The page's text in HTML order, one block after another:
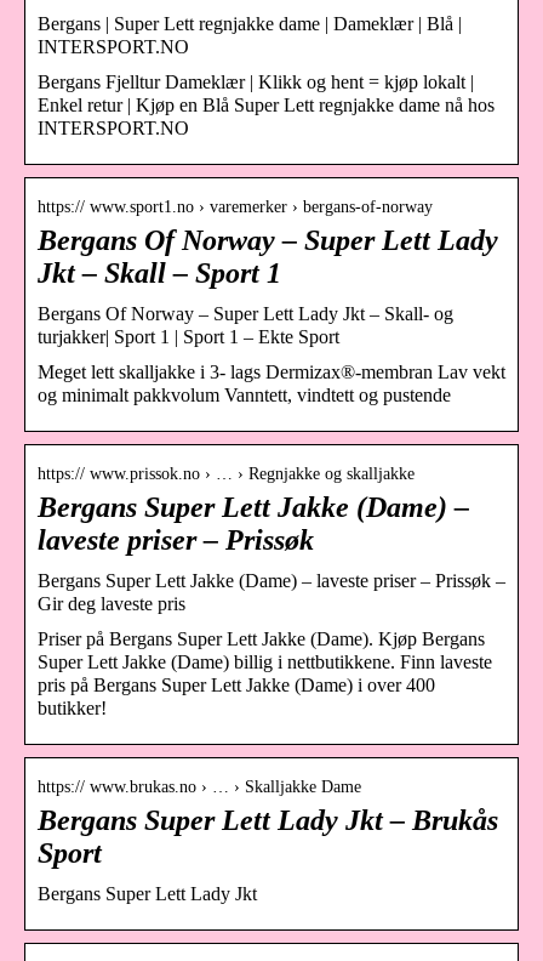
Bergans | Super Lett regnjakke dame | Dameklær | Blå |
INTERSPORT.NO
Bergans Fjelltur Dameklær | Klikk og hent = kjøp lokalt |
Enkel retur | Kjøp en Blå Super Lett regnjakke dame nå hos
INTERSPORT.NO
https:// www.sport1.no › varemerker › bergans-of-norway
Bergans Of Norway – Super Lett Lady
Jkt – Skall – Sport 1
Bergans Of Norway – Super Lett Lady Jkt – Skall- og
turjakker| Sport 1 | Sport 1 – Ekte Sport
Meget lett skalljakke i 3- lags Dermizax®-membran Lav vekt
og minimalt pakkvolum Vanntett, vindtett og pustende
https:// www.prissok.no › … › Regnjakke og skalljakke
Bergans Super Lett Jakke (Dame) –
laveste priser – Prissøk
Bergans Super Lett Jakke (Dame) – laveste priser – Prissøk –
Gir deg laveste pris
Priser på Bergans Super Lett Jakke (Dame). Kjøp Bergans
Super Lett Jakke (Dame) billig i nettbutikkene. Finn laveste
pris på Bergans Super Lett Jakke (Dame) i over 400
butikker!
https:// www.brukas.no › … › Skalljakke Dame
Bergans Super Lett Lady Jkt – Brukås
Sport
Bergans Super Lett Lady Jkt